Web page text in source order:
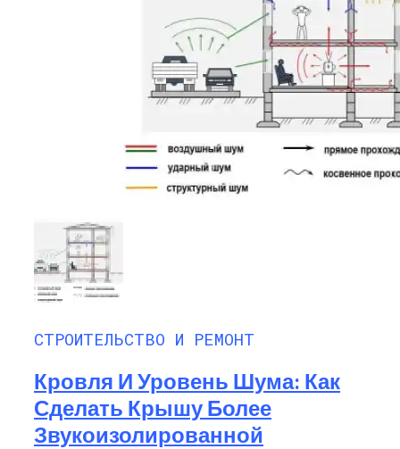
СТРОИТЕЛЬСТВО И РЕМОНТ
Кровля И Уровень Шума: Как
Сделать Крышу Более
Звукоизолированной